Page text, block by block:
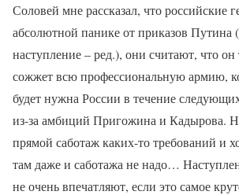
Соловей мне рассказал, что российские
абсолютной панике от приказов Путина
наступление – ред.), они считают, что
сожжет всю профессиональную армию,
будет нужна России в течение
из-за амбиций Пригожина и Кадырова.
прямой саботаж каких-то требований и
там даже и саботажа не надо…
не очень впечатляют, если это самое